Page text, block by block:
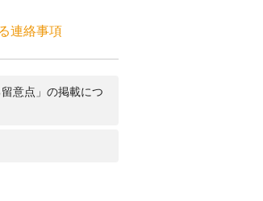
連絡事項
意点」の掲載につ